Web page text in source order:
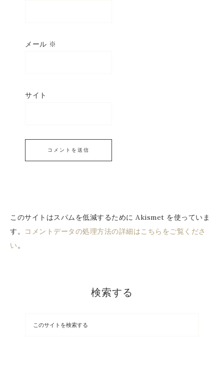
メール ※
サイト
このサイトはスパムを低減するために Akismet を使っていま
す。
コメントデータの処理方法の詳細はこちらをご覧くださ
い。
検索する